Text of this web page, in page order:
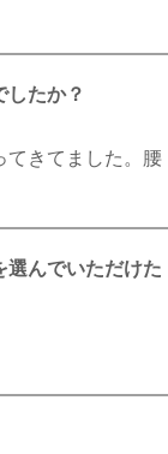
したか？
てきてました。腰
選んでいただけた